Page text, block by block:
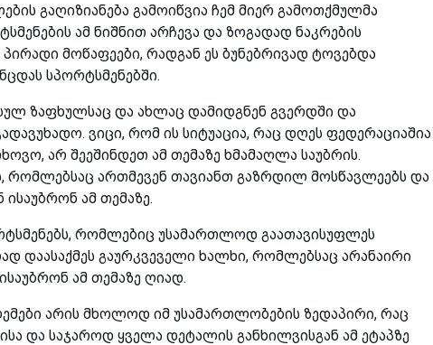
გაღიზიანება გამოიწვია ჩემ მიერ გამოთქმულმა
ამ ნიშნით არჩევა და ზოგადად ნაკრების
მოწაფეები, რადგან ეს ბუნებრივად ტოვებდა
სპორტსმენებში.
ზაფხულსაც და ახლაც დამიდგნენ გვერდში და
ვიცი, რომ ის სიტუაცია, რაც დღეს ფედერაციაშია
არ შეეშინდეთ ამ თემაზე ხმამაღლა საუბრის.
რომლებსაც ართმევენ თავიანთ გაზრდილ მოსწავლეებს და
ამ თემაზე.
რომლებიც უსამართლოდ გაათავისუფლეს
დაასაქმეს გაურკვეველი ხალხი, რომლებსაც არანაირი
ამ თემაზე ღიად.
არის მხოლოდ იმ უსამართლობების ზედაპირი, რაც
და საჯაროდ ყველა დეტალის განხილვისგან ამ ეტაპზე